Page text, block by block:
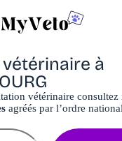
à
vétérinaire consultez
agréés par l’ordre